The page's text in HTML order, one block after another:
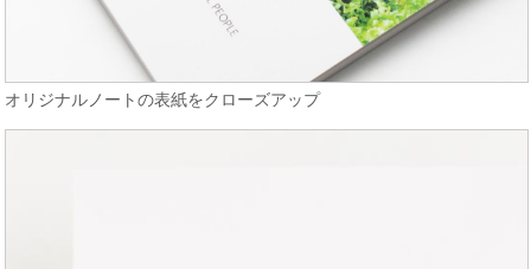
オリジナルノートの表紙をクローズアップ